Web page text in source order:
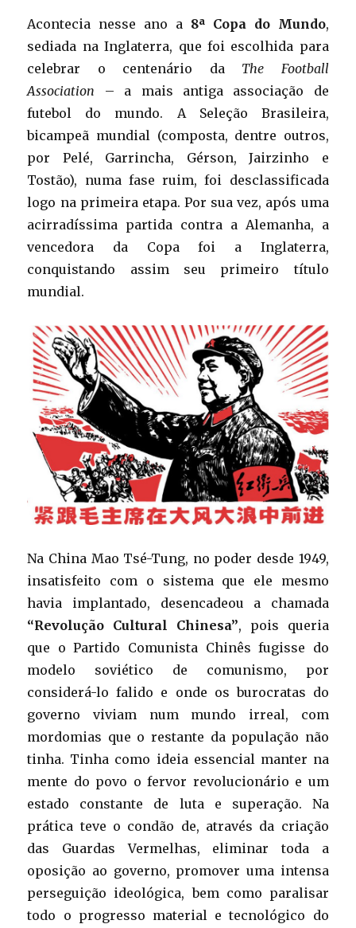
Acontecia nesse ano a 8ª Copa do Mundo,
sediada na Inglaterra, que foi escolhida para
celebrar o centenário da The Football
Association – a mais antiga associação de
futebol do mundo. A Seleção Brasileira,
bicampeã mundial (composta, dentre outros,
por Pelé, Garrincha, Gérson, Jairzinho e
Tostão), numa fase ruim, foi desclassificada
logo na primeira etapa. Por sua vez, após uma
acirradíssima partida contra a Alemanha, a
vencedora da Copa foi a Inglaterra,
conquistando assim seu primeiro título
mundial.
Na China Mao Tsé-Tung, no poder desde 1949,
insatisfeito com o sistema que ele mesmo
havia implantado, desencadeou a chamada
“Revolução Cultural Chinesa”, pois queria
que o Partido Comunista Chinês fugisse do
modelo soviético de comunismo, por
considerá-lo falido e onde os burocratas do
governo viviam num mundo irreal, com
mordomias que o restante da população não
tinha. Tinha como ideia essencial manter na
mente do povo o fervor revolucionário e um
estado constante de luta e superação. Na
prática teve o condão de, através da criação
das Guardas Vermelhas, eliminar toda a
oposição ao governo, promover uma intensa
perseguição ideológica, bem como paralisar
todo o progresso material e tecnológico do